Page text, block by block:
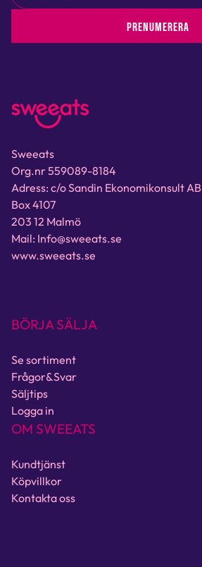
PRENUMERERA
Sweeats
Org.nr 559089-8184
Adress: c/o Sandin Ekonomikonsult AB
Box 4107
203 12 Malmö
Mail: Info@sweeats.se
www.sweeats.se
BÖRJA SÄLJA
Se sortiment
Frågor&Svar
Säljtips
Logga in
OM SWEEATS
Kundtjänst
Köpvillkor
Kontakta oss